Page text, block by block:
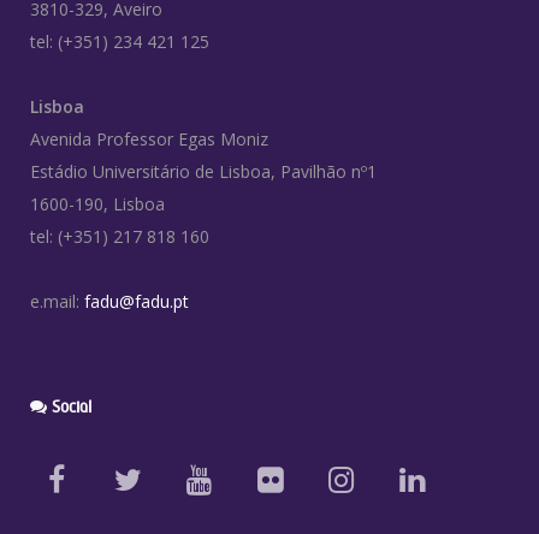
3810-329, Aveiro
tel: (+351) 234 421 125
Lisboa
Avenida Professor Egas Moniz
Estádio Universitário de Lisboa, Pavilhão nº1
1600-190, Lisboa
tel: (+351) 217 818 160
e.mail: fadu@fadu.pt
Social